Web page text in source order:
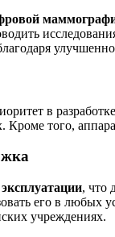
в
того,
, что
его в
учреждениях.